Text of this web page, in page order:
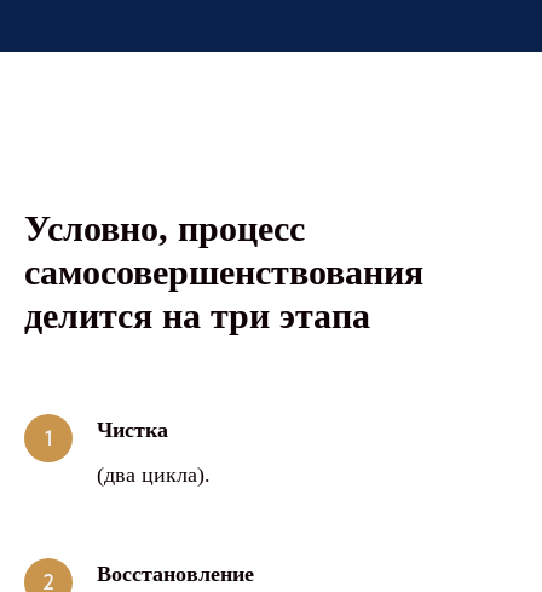
Условно, процесс
самосовершенствования
делится на три этапа
Чистка
(два цикла).
Восстановление